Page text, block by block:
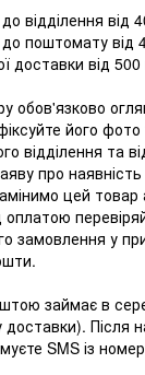
відділення від
поштомату від
доставки від 500
обов'язково
його фото
відділення та
про
цей
замовлення у
займає в
доставки). Після
SMS із